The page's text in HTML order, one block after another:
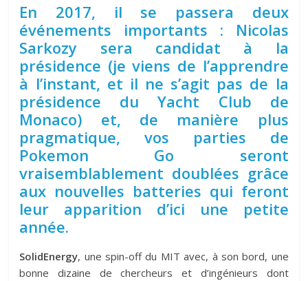
En 2017, il se passera deux
événements importants : Nicolas
Sarkozy sera candidat à la
présidence (je viens de l’apprendre
à l’instant, et il ne s’agit pas de la
présidence du Yacht Club de
Monaco) et, de manière plus
pragmatique, vos parties de
Pokemon Go seront
vraisemblablement doublées grâce
aux nouvelles batteries qui feront
leur apparition d’ici une petite
année.
SolidEnergy, une spin-off du MIT avec, à son bord, une
bonne dizaine de chercheurs et d’ingénieurs dont